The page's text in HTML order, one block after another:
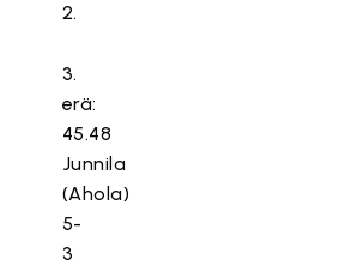
2.
3.
erä:
45.48
Junnila
(Ahola)
5-
3